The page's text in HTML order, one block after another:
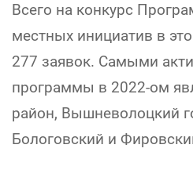
Всего на конкурс
местных инициатив в
277 заявок. Самыми
программы в 2022-ом
район, Вышневолоцкий
Бологовский и